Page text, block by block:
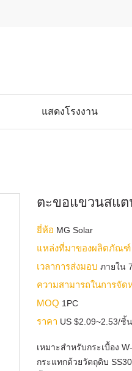
แสดงโรงงาน
ตะขอแขวนสแต
ยี่ห้อ MG Solar
แหล่งที่มาของผลิตภัณ
เวลาการส่งมอบภายใน
ความสามารถในการจั
MOQ 1PC
ราคา US $2.09~2.53/ชิ้น
เหมาะสำหรับกระเบื้อง
กระแทกด้วยวัตถุดิบ